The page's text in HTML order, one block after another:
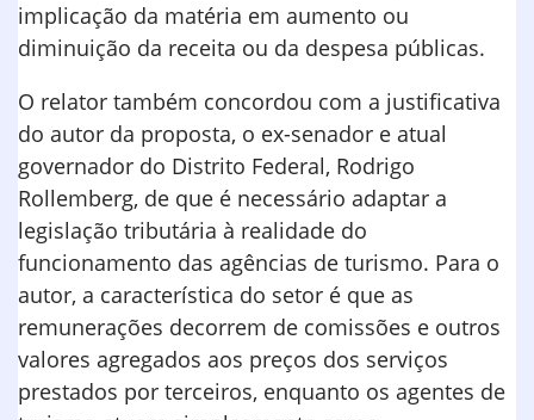
implicação da matéria em aumento ou
diminuição da receita ou da despesa públicas.
O relator também concordou com a justificativa
do autor da proposta, o ex-senador e atual
governador do Distrito Federal, Rodrigo
Rollemberg, de que é necessário adaptar a
legislação tributária à realidade do
funcionamento das agências de turismo. Para o
autor, a característica do setor é que as
remunerações decorrem de comissões e outros
valores agregados aos preços dos serviços
prestados por terceiros, enquanto os agentes de